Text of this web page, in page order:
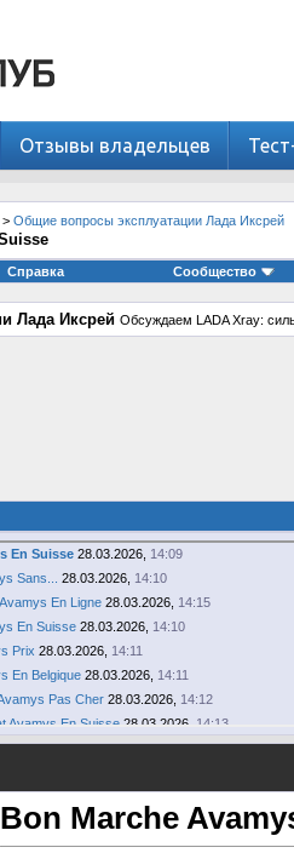
Отзывы владельцев
> Общие вопросы эксплуатации Лада Иксрей
Справка Сообщество
Лада Иксрей Обсуждаем LADA Xray:
En Suisse 28.03.2026, 14:09
Sans... 28.03.2026, 14:10
En Ligne 28.03.2026, 14:15
En Suisse 28.03.2026, 14:10
Prix 28.03.2026, 14:11
En Belgique 28.03.2026, 14:11
Pas Cher 28.03.2026, 14:12
Avamys En Suisse 28.03.2026, 14:13
ответы в подтемах
Avamys En Ligne28.03.2026,14:14
Avamys En France28.03.2026,14:18
Avamys En Suisse28.03.2026,14:22
Bon Marche